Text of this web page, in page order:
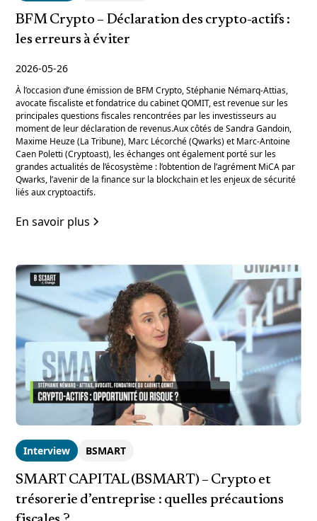
BFM Crypto – Déclaration des crypto-actifs :
les erreurs à éviter
2026-05-26
À l’occasion d’une émission de BFM Crypto, Stéphanie Némarq-Attias,
avocate fiscaliste et fondatrice du cabinet QOMIT, est revenue sur les
principales questions fiscales rencontrées par les investisseurs au
moment de leur déclaration de revenus.Aux côtés de Sandra Gandoin,
Maxime Heuze (La Tribune), Marc Lécorché (Qwarks) et Marc-Antoine
Caen Poletti (Cryptoast), les échanges ont également porté sur les
grandes actualités de l’écosystème : l’obtention de l’agrément MiCA par
Qwarks, l’avenir de la finance sur la blockchain et les enjeux de sécurité
liés aux cryptoactifs.
En savoir plus
Interview BSMART
SMART CAPITAL (BSMART) – Crypto et
trésorerie d’entreprise : quelles précautions